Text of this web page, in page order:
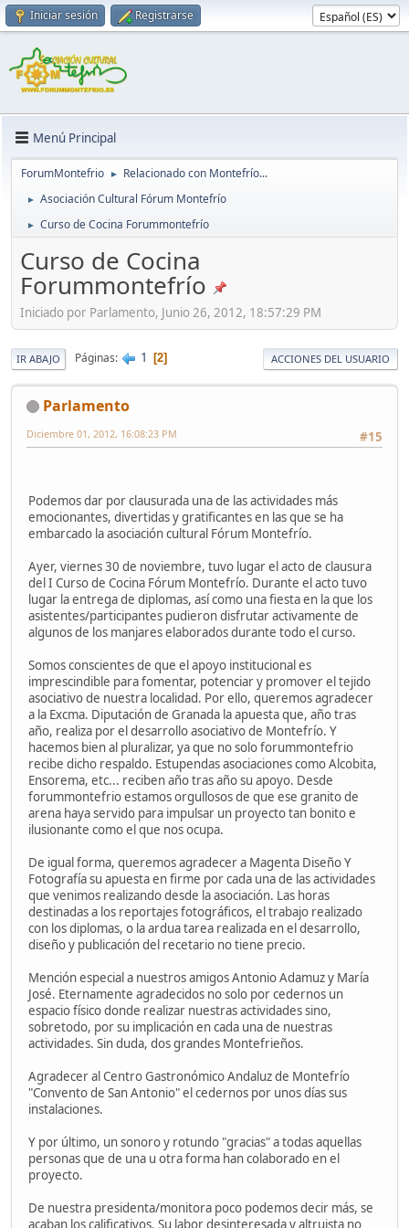
Iniciar sesión Registrarse
Menú Principal
ForumMontefrio ► Relacionado con Montefrío...
► Asociación Cultural Fórum Montefrío
► Curso de Cocina Forummontefrío
Curso de Cocina
Forummontefrío
Iniciado por Parlamento, Junio 26, 2012, 18:57:29 PM
IR ABAJO Páginas 1 2 ACCIONES DEL USUARIO
Parlamento
#15
Diciembre 01, 2012, 16:08:23 PM
Podemos dar por clausurada una de las actividades más
emocionantes, divertidas y gratificantes en las que se ha
embarcado la asociación cultural Fórum Montefrío.
Ayer, viernes 30 de noviembre, tuvo lugar el acto de clausura
del I Curso de Cocina Fórum Montefrío. Durante el acto tuvo
lugar la entrega de diplomas, así como una fiesta en la que los
asistentes/participantes pudieron disfrutar activamente de
algunos de los manjares elaborados durante todo el curso.
Somos conscientes de que el apoyo institucional es
imprescindible para fomentar, potenciar y promover el tejido
asociativo de nuestra localidad. Por ello, queremos agradecer
a la Excma. Diputación de Granada la apuesta que, año tras
año, realiza por el desarrollo asociativo de Montefrío. Y
hacemos bien al pluralizar, ya que no solo forummontefrio
recibe dicho respaldo. Estupendas asociaciones como Alcobita,
Ensorema, etc... reciben año tras año su apoyo. Desde
forummontefrio estamos orgullosos de que ese granito de
arena haya servido para impulsar un proyecto tan bonito e
ilusionante como el que nos ocupa.
De igual forma, queremos agradecer a Magenta Diseño Y
Fotografía su apuesta en firme por cada una de las actividades
que venimos realizando desde la asociación. Las horas
destinadas a los reportajes fotográficos, el trabajo realizado
con los diplomas, o la ardua tarea realizada en el desarrollo,
diseño y publicación del recetario no tiene precio.
Mención especial a nuestros amigos Antonio Adamuz y María
José. Eternamente agradecidos no solo por cedernos un
espacio físico donde realizar nuestras actividades sino,
sobretodo, por su implicación en cada una de nuestras
actividades. Sin duda, dos grandes Montefrieños.
Agradecer al Centro Gastronómico Andaluz de Montefrío
"Convento de San Antonio" el cedernos por unos días sus
instalaciones.
Y por último, un sonoro y rotundo "gracias" a todas aquellas
personas que de una u otra forma han colaborado en el
proyecto.
De nuestra presidenta/monitora poco podemos decir más, se
acaban los calificativos. Su labor desinteresada y altruista no